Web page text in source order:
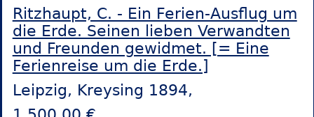
Ritzhaupt, C. - Ein Ferien-Ausflug um
die Erde. Seinen lieben Verwandten
und Freunden gewidmet. [= Eine
Ferienreise um die Erde.]
Leipzig, Kreysing 1894,